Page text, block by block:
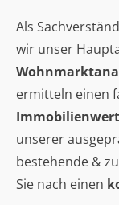
Als
wir unser
ermitteln einen
unserer
bestehende &
Sie nach einen